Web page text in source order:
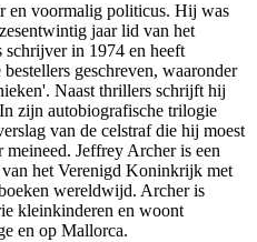
en voormalig politicus. Hij was
jaar lid van het
schrijver in 1974 en heeft
geschreven, waaronder
Naast thrillers schrijft hij
zijn autobiografische trilogie
van de celstraf die hij moest
Jeffrey Archer is een
van het Verenigd Koninkrijk met
wereldwijd. Archer is
kleinkinderen en woont
en op Mallorca.